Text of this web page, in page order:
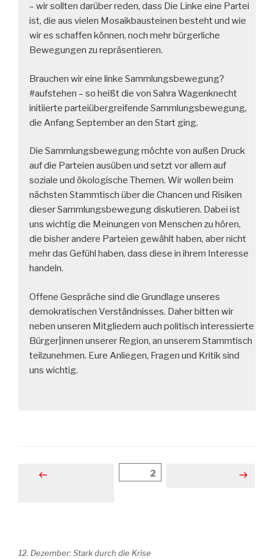
– wir sollten darüber reden, dass Die Linke eine Partei
ist, die aus vielen Mosaikbausteinen besteht und wie
wir es schaffen können, noch mehr bürgerliche
Bewegungen zu repräsentieren.
Brauchen wir eine linke Sammlungsbewegung?
#aufstehen – so heißt die von Sahra Wagenknecht
initiierte parteiübergreifende Sammlungsbewegung,
die Anfang September an den Start ging.
Die Sammlungsbewegung möchte von außen Druck
auf die Parteien ausüben und setzt vor allem auf
soziale und ökologische Themen. Wir wollen beim
nächsten Stammtisch über die Chancen und Risiken
dieser Sammlungsbewegung diskutieren. Dabei ist
uns wichtig die Meinungen von Menschen zu hören,
die bisher andere Parteien gewählt haben, aber nicht
mehr das Gefühl haben, dass diese in ihrem Interesse
handeln.
Offene Gespräche sind die Grundlage unseres
demokratischen Verständnisses. Daher bitten wir
neben unseren Mitgliedern auch politisch interessierte
Bürger|innen unserer Region, an unserem Stammtisch
teilzunehmen. Eure Anliegen, Fragen und Kritik sind
uns wichtig.
Beitragsnavigation
Vorherige
2 Nächste Seite
12. Dezember: Stark durch die Krise